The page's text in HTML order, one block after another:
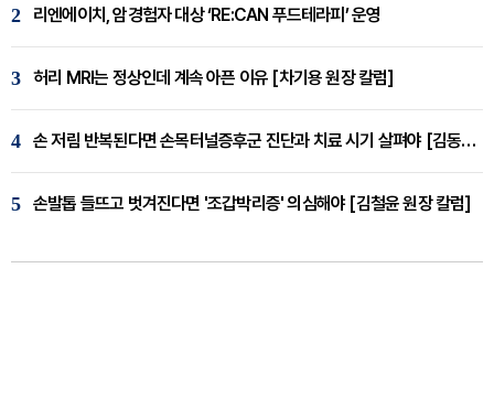
2 리엔에이치, 암경험자 대상 ‘RE:CAN 푸드테라피’ 운영
3 허리 MRI는 정상인데 계속 아픈 이유 [차기용 원장 칼럼]
4 손 저림 반복된다면 손목터널증후군 진단과 치료 시기 살펴야 [김동현 원장 칼럼]
5 손발톱 들뜨고 벗겨진다면 '조갑박리증' 의심해야 [김철윤 원장 칼럼]